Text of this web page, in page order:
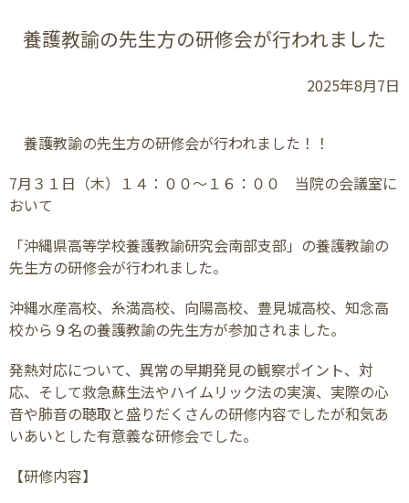
養護教諭の先生方の研修会が行われました
2025年8月7日
養護教諭の先生方の研修会が行われました！！
7月３１日（木）１４：００～１６：００ 当院の会議室に
おいて
「沖縄県高等学校養護教諭研究会南部支部」の養護教諭の
先生方の研修会が行われました。
沖縄水産高校、糸満高校、向陽高校、豊見城高校、知念高
校から９名の養護教諭の先生方が参加されました。
発熱対応について、異常の早期発見の観察ポイント、対
応、そして救急蘇生法やハイムリック法の実演、実際の心
音や肺音の聴取と盛りだくさんの研修内容でしたが和気あ
いあいとした有意義な研修会でした。
【研修内容】